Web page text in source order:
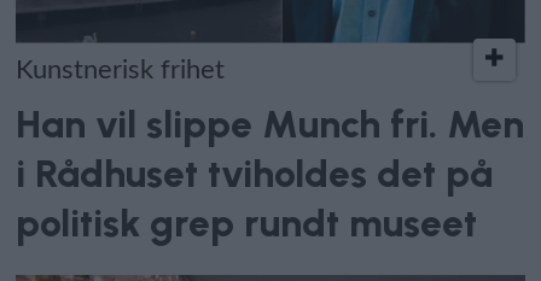
Kunstnerisk frihet
Han vil slippe Munch fri. Men
i Rådhuset tviholdes det på
politisk grep rundt museet